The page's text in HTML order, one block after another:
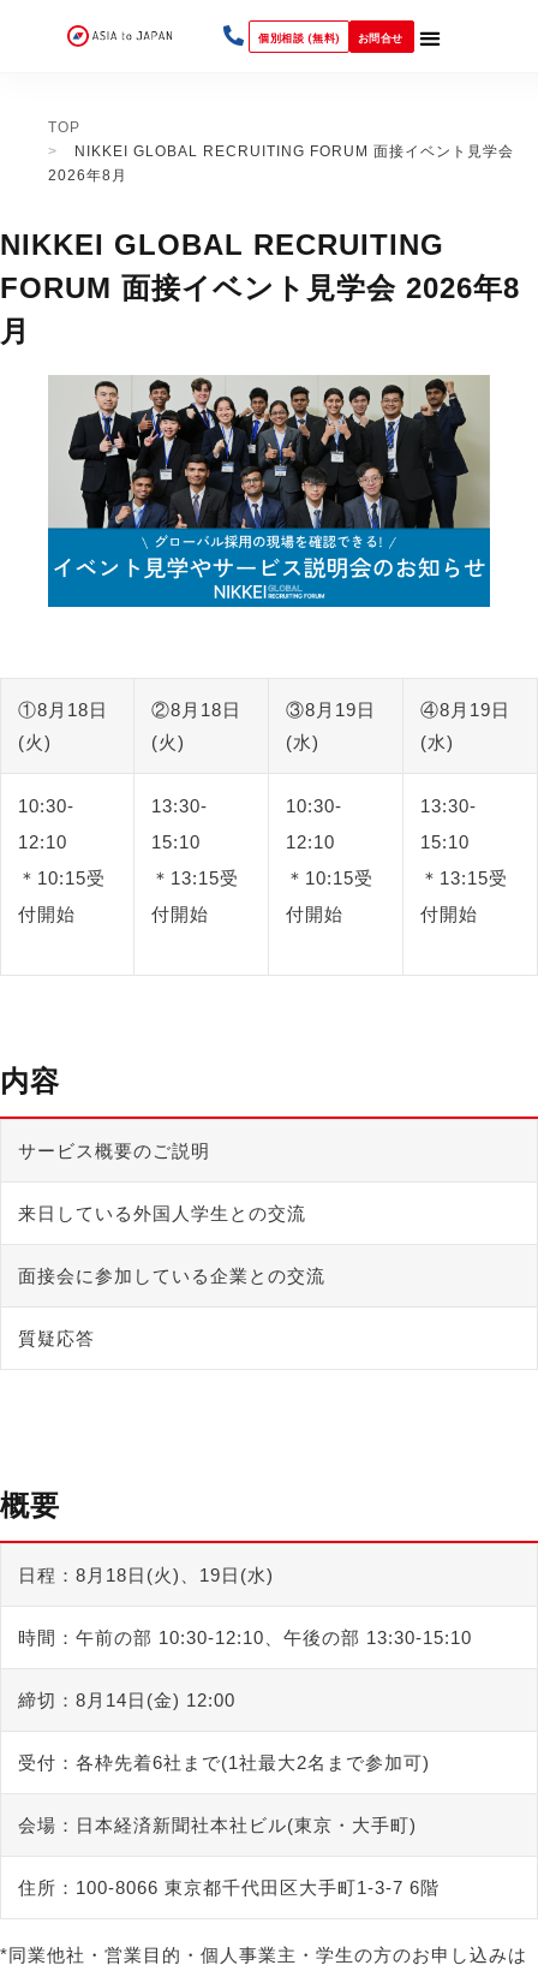
個別相談 (無料) お問合せ
TOP
NIKKEI GLOBAL RECRUITING FORUM 面接イベント見学会
2026年8月
NIKKEI GLOBAL RECRUITING
FORUM 面接イベント見学会 2026年8
月
①8月18日
(火)
②8月18日
(火)
③8月19日
(水)
④8月19日
(水)
10:30-
12:10
＊10:15受
付開始
13:30-
15:10
＊13:15受
付開始
10:30-
12:10
＊10:15受
付開始
13:30-
15:10
＊13:15受
付開始
内容
サービス概要のご説明
来日している外国人学生との交流
面接会に参加している企業との交流
質疑応答
概要
日程： 8月18日(火)、19日(水)
時間： 午前の部 10:30-12:10、午後の部 13:30-15:10
締切： 8月14日(金) 12:00
受付： 各枠先着6社まで(1社最大2名まで参加可)
会場： 日本経済新聞社本社ビル(東京・大手町)
住所： 100-8066 東京都千代田区大手町1-3-7 6階
*同業他社・営業目的・個人事業主・学生の方のお申し込みは